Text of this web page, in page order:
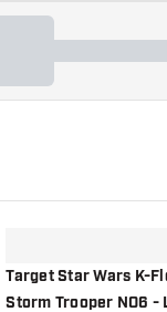
přání
Target Star Wars K-
Storm Trooper NO6 -